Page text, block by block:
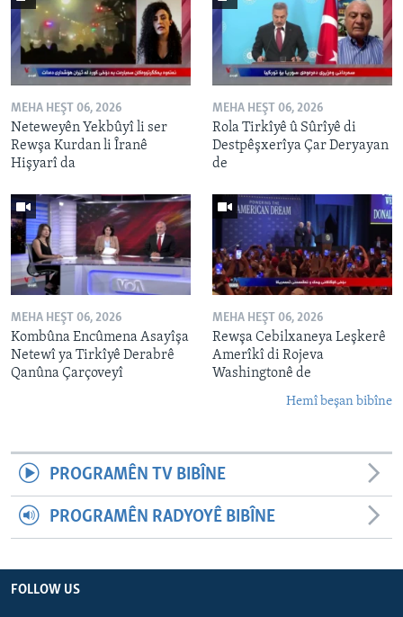
MEHA HEŞT 06, 2026
Neteweyên Yekbûyî li ser
Rewşa Kurdan li Îranê
Hişyarî da
MEHA HEŞT 06, 2026
Rola Tirkîyê û Sûrîyê di
Destpêşxerîya Çar Deryayan
de
MEHA HEŞT 06, 2026
Kombûna Encûmena Asayîşa
Netewî ya Tirkîyê Derabrê
Qanûna Çarçoveyî
MEHA HEŞT 06, 2026
Rewşa Cebilxaneya Leşkerê
Amerîkî di Rojeva
Washingtonê de
Hemî beşan bibîne
PROGRAMÊN TV BIBÎNE
PROGRAMÊN RADYOYÊ BIBÎNE
FOLLOW US